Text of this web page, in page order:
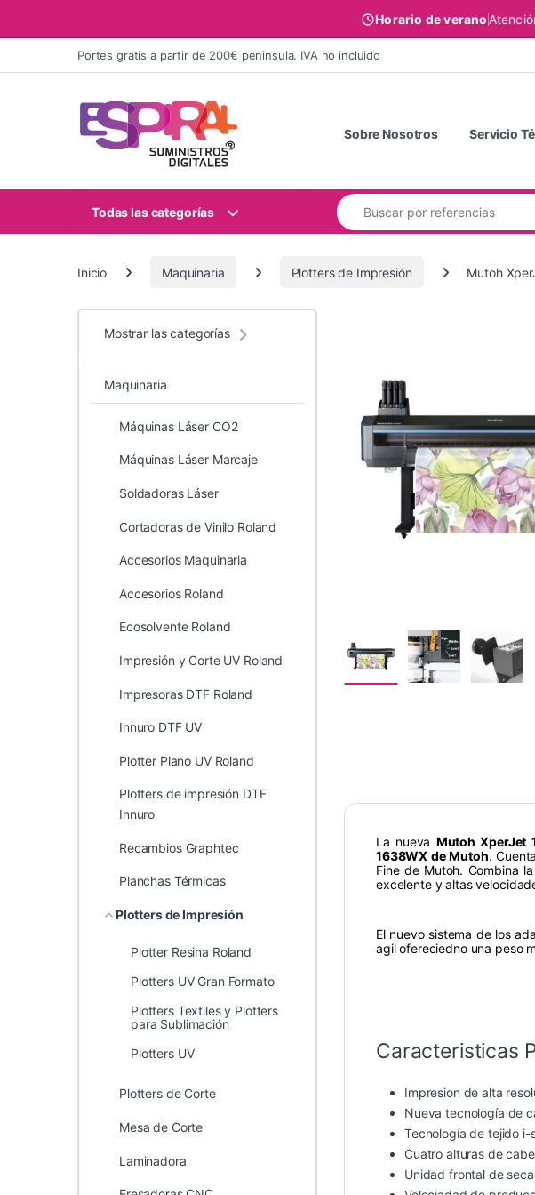
Horario de verano
Ir al contenidoPortes gratis a partir de 200€ peninsula. IVA no incluido
Sobre Nosotros Servicio
Todas las categorías
Buscar:
Inicio Maquinaria Plotters de Impresión Mutoh
La nueva Mutoh XperJet
1638WX de Mutoh.
Fine de Mutoh. Combina
excelente y altas
El nuevo sistema de los
agil ofereciedno una peso
Caracteristicas
Impresion de alta
Nueva tecnología de
Tecnología de tejido i-
Cuatro alturas de
Unidad frontal de
Mostrar las categorías
Maquinaria
Máquinas Láser CO2
Máquinas Láser Marcaje
Soldadoras Láser
Cortadoras de Vinilo Roland
Accesorios Maquinaria
Accesorios Roland
Ecosolvente Roland
Impresión y Corte UV Roland
Impresoras DTF Roland
Innuro DTF UV
Plotter Plano UV Roland
Plotters de impresión DTF
Innuro
Recambios Graphtec
Planchas Térmicas
Plotters de Impresión
Plotter Resina Roland
Plotters UV Gran Formato
Plotters Textiles y Plotters
para Sublimación
Plotters UV
Plotters de Corte
Mesa de Corte
Laminadora